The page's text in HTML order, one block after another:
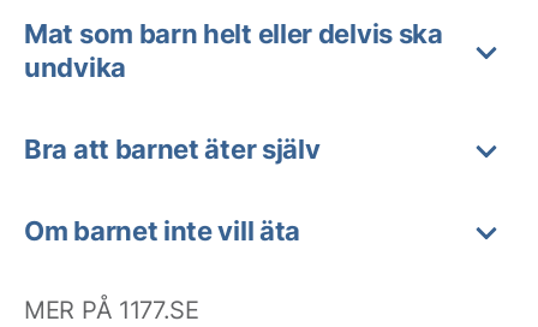
Mat som barn helt eller delvis ska
undvika
Bra att barnet äter själv
Om barnet inte vill äta
MER PÅ 1177.SE